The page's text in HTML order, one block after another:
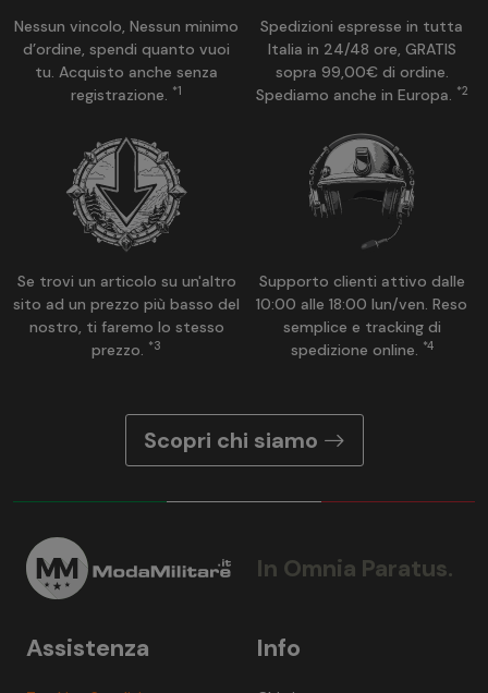
Nessun vincolo, Nessun minimo
d’ordine, spendi quanto vuoi
tu. Acquisto anche senza
registrazione. *1
Spedizioni espresse in tutta
Italia in 24/48 ore, GRATIS
sopra 99,00€ di ordine.
Spediamo anche in Europa. *2
Se trovi un articolo su un'altro
sito ad un prezzo più basso del
nostro, ti faremo lo stesso
prezzo. *3
Supporto clienti attivo dalle
10:00 alle 18:00 lun/ven. Reso
semplice e tracking di
spedizione online. *4
Scopri chi siamo
In Omnia Paratus.
Info
Assistenza